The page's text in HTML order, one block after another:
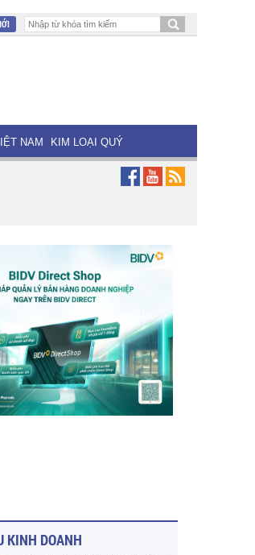
NAM KIM LOẠI QUÝ
KINH DOANH